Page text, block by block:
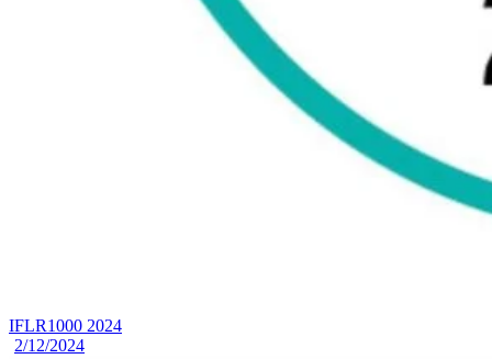
IFLR1000 2024
2/12/2024